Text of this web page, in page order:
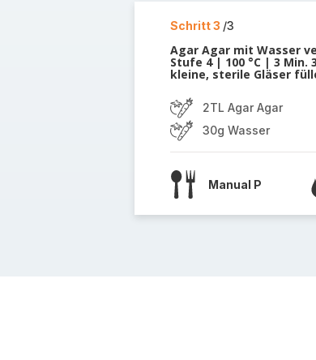
Schritt 3 /3
Agar Agar mit Wasser
Stufe 4 | 100 °C | 3 Min.
kleine, sterile Gläser
2TL Agar Agar
30g Wasser
Manual P